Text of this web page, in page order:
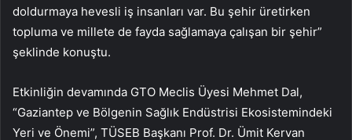
doldurmaya hevesli iş insanları var. Bu şehir üretirken
topluma ve millete de fayda sağlamaya çalışan bir şehir”
şeklinde konuştu.
Etkinliğin devamında GTO Meclis Üyesi Mehmet Dal,
“Gaziantep ve Bölgenin Sağlık Endüstrisi Ekosistemindeki
Yeri ve Önemi”, TÜSEB Başkanı Prof. Dr. Ümit Kervan